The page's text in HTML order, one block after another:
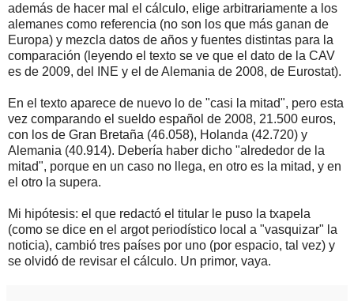
además de hacer mal el cálculo, elige arbitrariamente a los
alemanes como referencia (no son los que más ganan de
Europa) y mezcla datos de años y fuentes distintas para la
comparación (leyendo el texto se ve que el dato de la CAV
es de 2009, del INE y el de Alemania de 2008, de Eurostat).
En el texto aparece de nuevo lo de "casi la mitad", pero esta
vez comparando el sueldo español de 2008, 21.500 euros,
con los de Gran Bretaña (46.058), Holanda (42.720) y
Alemania (40.914). Debería haber dicho "alrededor de la
mitad", porque en un caso no llega, en otro es la mitad, y en
el otro la supera.
Mi hipótesis: el que redactó el titular le puso la txapela
(como se dice en el argot periodístico local a "vasquizar" la
noticia), cambió tres países por uno (por espacio, tal vez) y
se olvidó de revisar el cálculo. Un primor, vaya.